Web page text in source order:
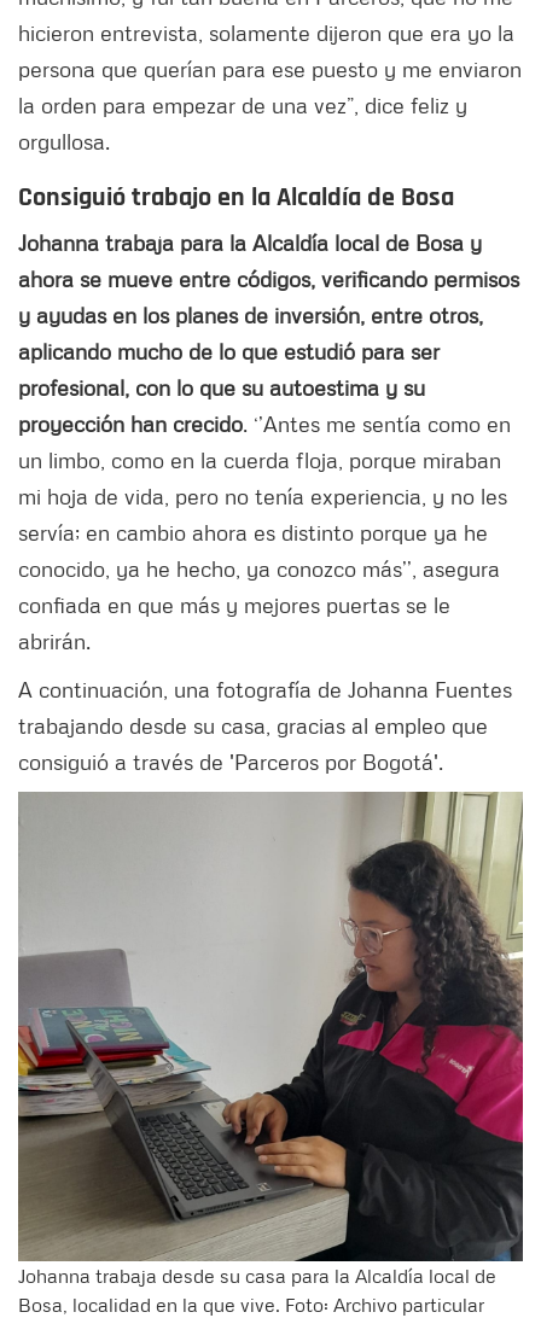
hicieron entrevista, solamente dijeron que era yo la
persona que querían para ese puesto y me enviaron
la orden para empezar de una vez”, dice feliz y
orgullosa.
Consiguió trabajo en la Alcaldía de Bosa
Johanna trabaja para la Alcaldía local de Bosa y
ahora se mueve entre códigos, verificando permisos
y ayudas en los planes de inversión, entre otros,
aplicando mucho de lo que estudió para ser
profesional, con lo que su autoestima y su
proyección han crecido. ‘’Antes me sentía como en
un limbo, como en la cuerda floja, porque miraban
mi hoja de vida, pero no tenía experiencia, y no les
servía; en cambio ahora es distinto porque ya he
conocido, ya he hecho, ya conozco más’’, asegura
confiada en que más y mejores puertas se le
abrirán.
A continuación, una fotografía de Johanna Fuentes
trabajando desde su casa, gracias al empleo que
consiguió a través de 'Parceros por Bogotá'.
Johanna trabaja desde su casa para la Alcaldía local de
Bosa, localidad en la que vive. Foto: Archivo particular